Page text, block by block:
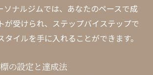
築くフィットネス仲間
を支えるチームワーク
ティイベントの参加方法
ソナルジムでは、あなたのペースで成
が受けられ、ステップバイステップで
イルを手に入れることができます。
の設定と達成法